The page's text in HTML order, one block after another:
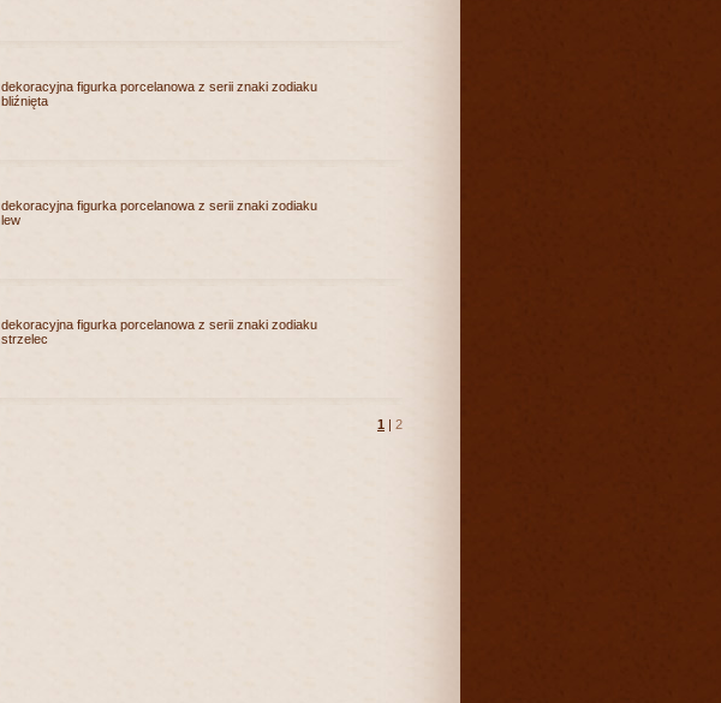
dekoracyjna figurka porcelanowa z serii znaki zodiaku
bliźnięta
dekoracyjna figurka porcelanowa z serii znaki zodiaku
lew
dekoracyjna figurka porcelanowa z serii znaki zodiaku
strzelec
1 | 2